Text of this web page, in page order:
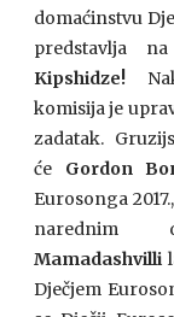
domaćinstvu
predstavlja
Kipshidze!
komisija je
zadatak.
će Gordon
Eurosonga
narednim
Mamadashvilli
Dječjem